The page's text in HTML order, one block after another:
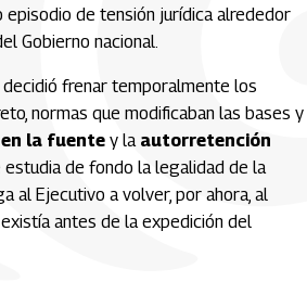
episodio de tensión jurídica alrededor
Gobierno nacional.
decidió frenar temporalmente los
normas que modificaban las bases y
la fuente y la autorretención
estudia de fondo la legalidad de la
al Ejecutivo a volver, por ahora, al
antes de la expedición del